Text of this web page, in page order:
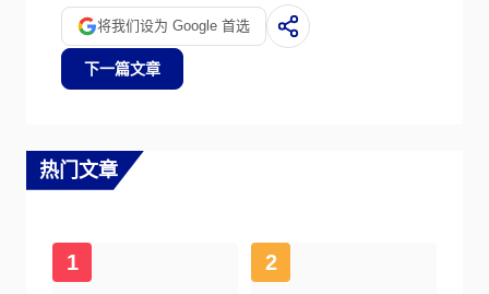
将我们设为 Google 首选
下一篇文章
热门文章
1 2